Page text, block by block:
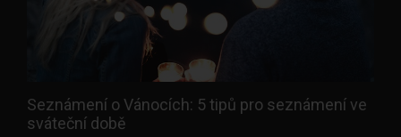
Seznámení o Vánocích: 5 tipů pro seznámení ve
sváteční době